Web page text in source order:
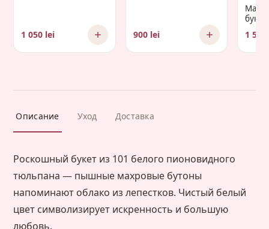
1 050 lei 900 lei 1
Описание Уход Доставка
Роскошный букет из 101 белого пионовидного
тюльпана — пышные махровые бутоны
напоминают облако из лепестков. Чистый белый
цвет символизирует искренность и большую
любовь.